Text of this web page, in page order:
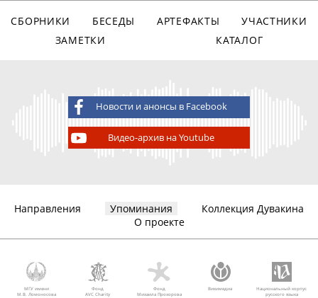
СБОРНИКИ БЕСЕДЫ АРТЕФАКТЫ
УЧАСТНИКИ
ЗАМЕТКИ
КАТАЛОГ
Новости и анонсы в Facebook
Видео-архив на Youtube
Направления Упоминания
Коллекция Дувакина
О проекте
МГУ имени
М.В. Ломоносова
Фонд
AVC Charity
Фонд
Михаила Прохорова
Викимедиа
Национальный корпус
русского языка